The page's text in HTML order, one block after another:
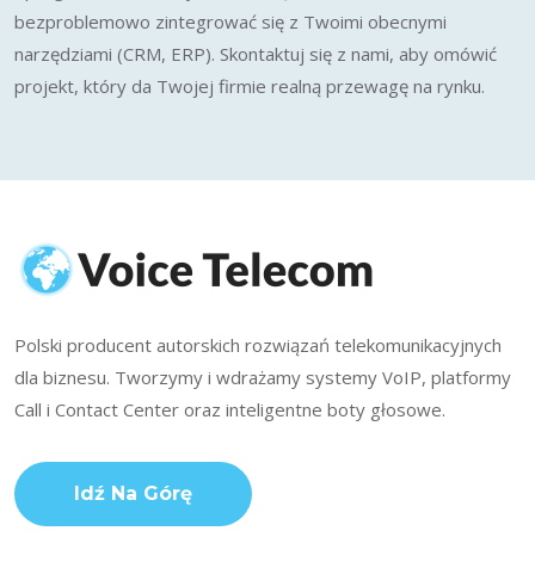
bezproblemowo zintegrować się z Twoimi obecnymi
narzędziami (CRM, ERP). Skontaktuj się z nami, aby omówić
projekt, który da Twojej firmie realną przewagę na rynku.
Polski producent autorskich rozwiązań telekomunikacyjnych
dla biznesu. Tworzymy i wdrażamy systemy VoIP, platformy
Call i Contact Center oraz inteligentne boty głosowe.
Idź Na Górę